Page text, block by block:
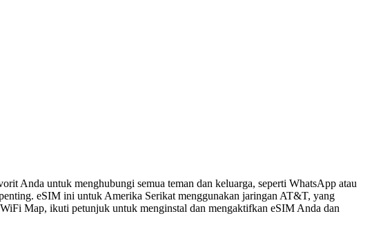
Anda untuk menghubungi semua teman dan keluarga, seperti WhatsApp atau
eSIM ini untuk Amerika Serikat menggunakan jaringan AT&T, yang
Map, ikuti petunjuk untuk menginstal dan mengaktifkan eSIM Anda dan